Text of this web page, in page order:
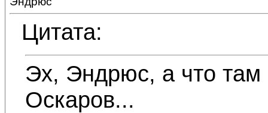
Цитата:
Эх, Эндрюс, а что там
Оскаров...